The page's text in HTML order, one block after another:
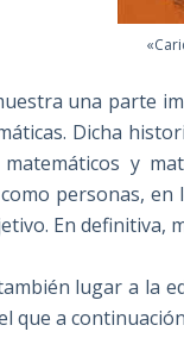
una parte
Dicha
y
personas, en
En definitiva,
lugar a la
que a